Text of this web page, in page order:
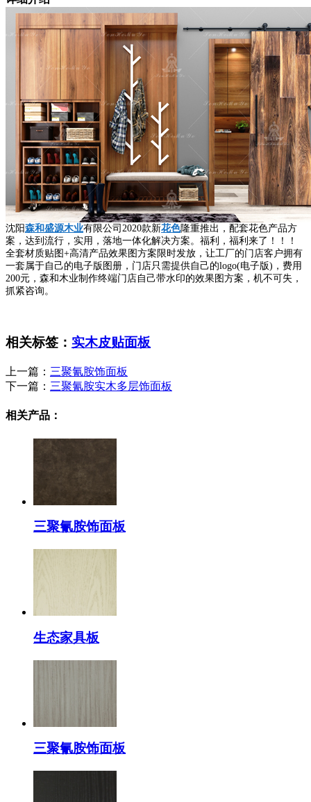
沈阳森和盛源木业有限公司2020款新花色隆重推出，配套花色产品方
案，达到流行，实用，落地一体化解决方案。福利，福利来了！！！
全套材质贴图+高清产品效果图方案限时发放，让工厂的门店客户拥有
一套属于自己的电子版图册，门店只需提供自己的logo(电子版)，费用
200元，森和木业制作终端门店自己带水印的效果图方案，机不可失，
抓紧咨询。
相关标签： 实木皮贴面板
上一篇： 三聚氰胺饰面板
下一篇： 三聚氰胺实木多层饰面板
相关产品：
三聚氰胺饰面板
生态家具板
三聚氰胺饰面板